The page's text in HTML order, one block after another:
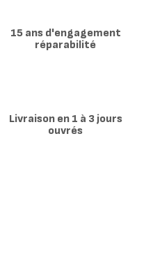
15 ans d'engagement
réparabilité
Livraison en 1 à 3 jours
ouvrés